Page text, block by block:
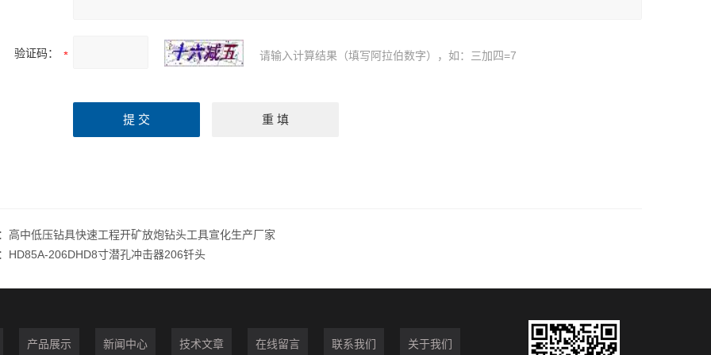
验证码： 请输入计算结果（填写阿拉伯数字），如：三加四=7
高中低压钻具快速工程开矿放炮钻头工具宣化生产厂家
HD85A-206DHD8寸潜孔冲击器206钎头
产品展示 新闻中心 技术文章 在线留言 联系我们 关于我们